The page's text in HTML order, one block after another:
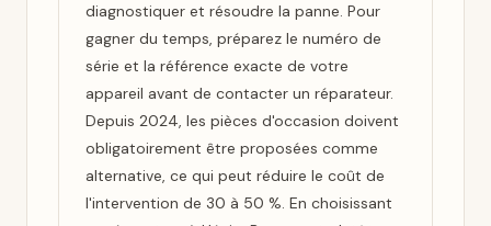
diagnostiquer et résoudre la panne. Pour
gagner du temps, préparez le numéro de
série et la référence exacte de votre
appareil avant de contacter un réparateur.
Depuis 2024, les pièces d'occasion doivent
obligatoirement être proposées comme
alternative, ce qui peut réduire le coût de
l'intervention de 30 à 50 %. En choisissant